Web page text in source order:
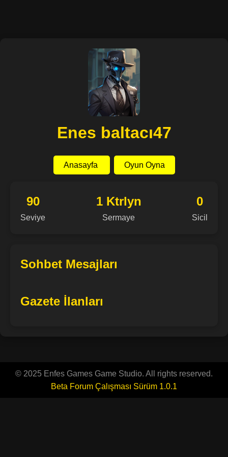
Enes baltacı47
Anasayfa Oyun Oyna
90
Seviye
1 Ktrlyn
Sermaye
0
Sicil
Sohbet Mesajları
Gazete İlanları
© 2025 Enfes Games Game Studio. All rights reserved.
Beta Forum Çalışması Sürüm 1.0.1